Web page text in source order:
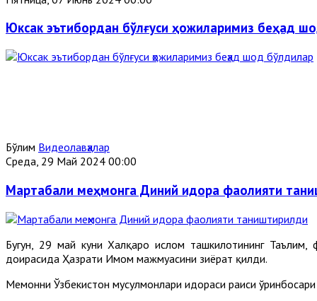
Юксак эътибордан бўлғуси ҳожиларимиз беҳад
Бўлим Видеолавҳалар
Среда, 29 Май 2024 00:00
Мартабали меҳмонга Диний идора фаолияти
Бугун, 29 май куни Халқаро ислом ташкилотининг
доирасида Ҳазрати Имом мажмуасини зиёрат қилди.
Меҳмонни Ўзбекистон мусулмонлари идораси раиси